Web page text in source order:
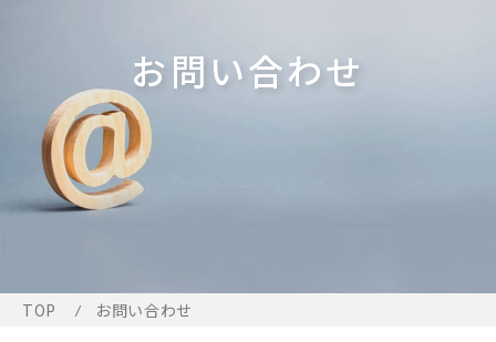
お問い合わせ
TOP お問い合わせ